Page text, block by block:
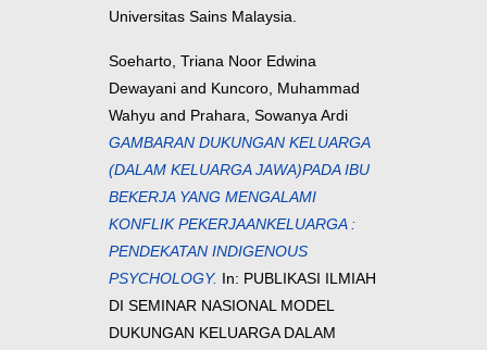
Universitas Sains Malaysia.
Soeharto, Triana Noor Edwina
Dewayani and Kuncoro, Muhammad
Wahyu and Prahara, Sowanya Ardi
GAMBARAN DUKUNGAN KELUARGA
(DALAM KELUARGA JAWA)PADA IBU
BEKERJA YANG MENGALAMI
KONFLIK PEKERJAANKELUARGA :
PENDEKATAN INDIGENOUS
PSYCHOLOGY. In: PUBLIKASI ILMIAH
DI SEMINAR NASIONAL MODEL
DUKUNGAN KELUARGA DALAM